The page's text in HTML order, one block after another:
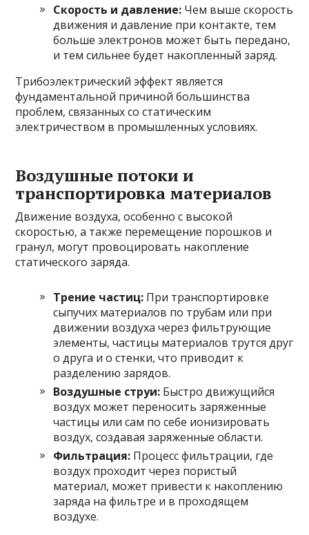
Скорость и давление: Чем выше скорость
движения и давление при контакте, тем
больше электронов может быть передано,
и тем сильнее будет накопленный заряд.
Трибоэлектрический эффект является
фундаментальной причиной большинства
проблем, связанных со статическим
электричеством в промышленных условиях.
Воздушные потоки и
транспортировка материалов
Движение воздуха, особенно с высокой
скоростью, а также перемещение порошков и
гранул, могут провоцировать накопление
статического заряда.
Трение частиц: При транспортировке
сыпучих материалов по трубам или при
движении воздуха через фильтрующие
элементы, частицы материалов трутся друг
о друга и о стенки, что приводит к
разделению зарядов.
Воздушные струи: Быстро движущийся
воздух может переносить заряженные
частицы или сам по себе ионизировать
воздух, создавая заряженные области.
Фильтрация: Процесс фильтрации, где
воздух проходит через пористый
материал, может привести к накоплению
заряда на фильтре и в проходящем
воздухе.